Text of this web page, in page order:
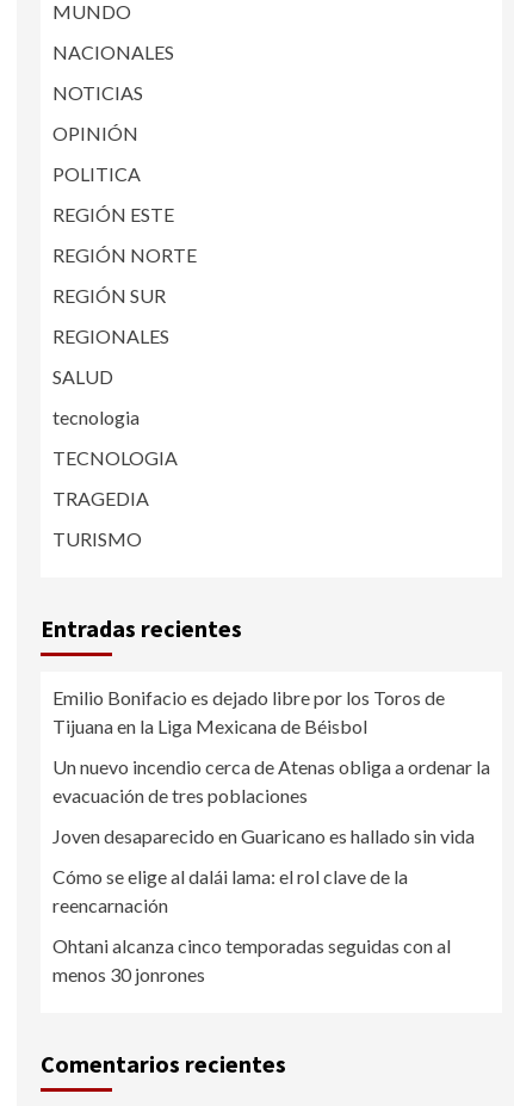
MUNDO
NACIONALES
NOTICIAS
OPINIÓN
POLITICA
REGIÓN ESTE
REGIÓN NORTE
REGIÓN SUR
REGIONALES
SALUD
tecnologia
TECNOLOGIA
TRAGEDIA
TURISMO
Entradas recientes
Emilio Bonifacio es dejado libre por los Toros de
Tijuana en la Liga Mexicana de Béisbol
Un nuevo incendio cerca de Atenas obliga a ordenar la
evacuación de tres poblaciones
Joven desaparecido en Guaricano es hallado sin vida
Cómo se elige al dalái lama: el rol clave de la
reencarnación
Ohtani alcanza cinco temporadas seguidas con al
menos 30 jonrones
Comentarios recientes